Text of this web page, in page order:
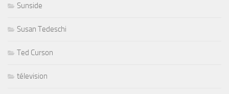
Sunside
Susan Tedeschi
Ted Curson
télevision